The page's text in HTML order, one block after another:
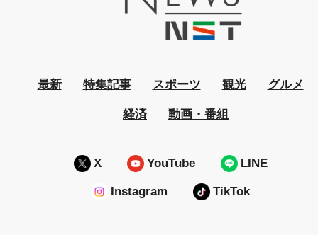
最新 特集記事 スポーツ 観光 グルメ
経済 動画・番組
X YouTube LINE
Instagram TikTok